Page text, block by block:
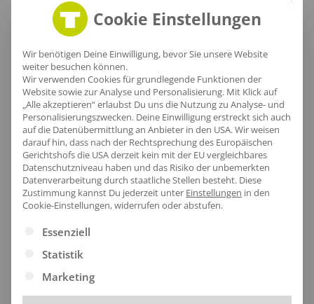
Produktinfo
Artikel-Nr.:RG510
Geschlecht:Herren
Armlänge:Langarm|Set-In
Grammatur:250 g/m²
Pflegehinweis:
Cookie Einstellungen
Wir benötigen Deine Einwilligung, bevor Sie unsere Website
weiter besuchen können.
Wir verwenden Cookies für grundlegende Funktionen der
Website sowie zur Analyse und Personalisierung. Mit Klick auf
„Alle akzeptieren“ erlaubst Du uns die Nutzung zu Analyse- und
Personalisierungszwecken. Deine Einwilligung erstreckt sich auch
auf die Datenübermittlung an Anbieter in den USA. Wir weisen
darauf hin, dass nach der Rechtsprechung des Europäischen
Gerichtshofs die USA derzeit kein mit der EU vergleichbares
Datenschutzniveau haben und das Risiko der unbemerkten
Datenverarbeitung durch staatliche Stellen besteht. Diese
Zustimmung kannst Du jederzeit unter Einstellungen in den
Cookie-Einstellungen, widerrufen oder abstufen.
Es folgt eine Liste der Service-Gruppen, für die eine
Essenziell
Statistik
Marketing